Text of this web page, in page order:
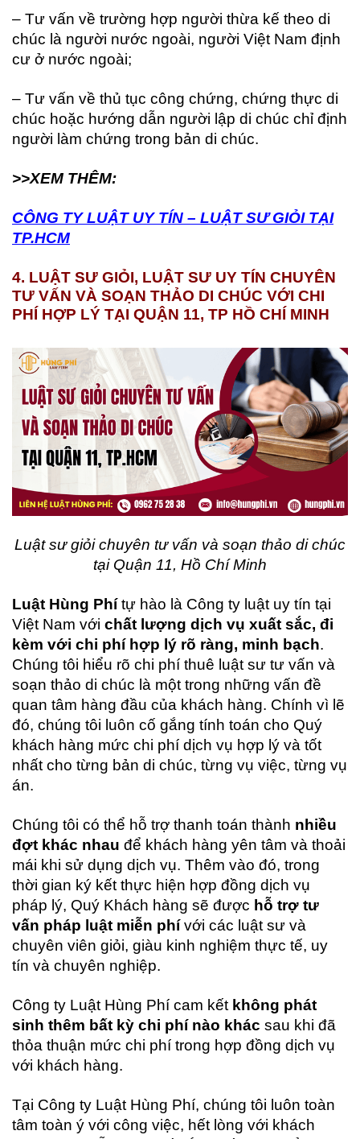
– Tư vấn về trường hợp người thừa kế theo di
chúc là người nước ngoài, người Việt Nam định
cư ở nước ngoài;
– Tư vấn về thủ tục công chứng, chứng thực di
chúc hoặc hướng dẫn người lập di chúc chỉ định
người làm chứng trong bản di chúc.
>>XEM THÊM:
CÔNG TY LUẬT UY TÍN – LUẬT SƯ GIỎI TẠI
TP.HCM
4. LUẬT SƯ GIỎI, LUẬT SƯ UY TÍN CHUYÊN
TƯ VẤN VÀ SOẠN THẢO DI CHÚC VỚI CHI
PHÍ HỢP LÝ TẠI QUẬN 11, TP HỒ CHÍ MINH
Luật sư giỏi chuyên tư vấn và soạn thảo di chúc
tại Quận 11, Hồ Chí Minh
Luật Hùng Phítự hào là Công ty luật uy tín tại
Việt Nam với chất lượng dịch vụ xuất sắc, đi
kèm với chi phí hợp lý rõ ràng, minh bạch.
Chúng tôi hiểu rõ chi phí thuê luật sư tư vấn và
soạn thảo di chúc là một trong những vấn đề
quan tâm hàng đầu của khách hàng. Chính vì lẽ
đó, chúng tôi luôn cố gắng tính toán cho Quý
khách hàng mức chi phí dịch vụ hợp lý và tốt
nhất cho từng bản di chúc, từng vụ việc, từng vụ
án.
Chúng tôi có thể hỗ trợ thanh toán thành nhiều
đợt khác nhau để khách hàng yên tâm và thoải
mái khi sử dụng dịch vụ. Thêm vào đó, trong
thời gian ký kết thực hiện hợp đồng dịch vụ
pháp lý, Quý Khách hàng sẽ được hỗ trợ tư
vấn pháp luật miễn phívới các luật sư và
chuyên viên giỏi, giàu kinh nghiệm thực tế, uy
tín và chuyên nghiệp.
Công ty Luật Hùng Phí cam kết không phát
sinh thêm bất kỳ chi phí nào khác sau khi đã
thỏa thuận mức chi phí trong hợp đồng dịch vụ
với khách hàng.
Tại Công ty Luật Hùng Phí, chúng tôi luôn toàn
tâm toàn ý với công việc, hết lòng với khách